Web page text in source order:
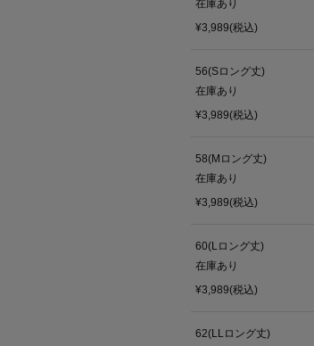
在庫あり
¥3,989(税込)
56(Sロング丈)
在庫あり
¥3,989(税込)
58(Mロング丈)
在庫あり
¥3,989(税込)
60(Lロング丈)
在庫あり
¥3,989(税込)
62(LLロング丈)